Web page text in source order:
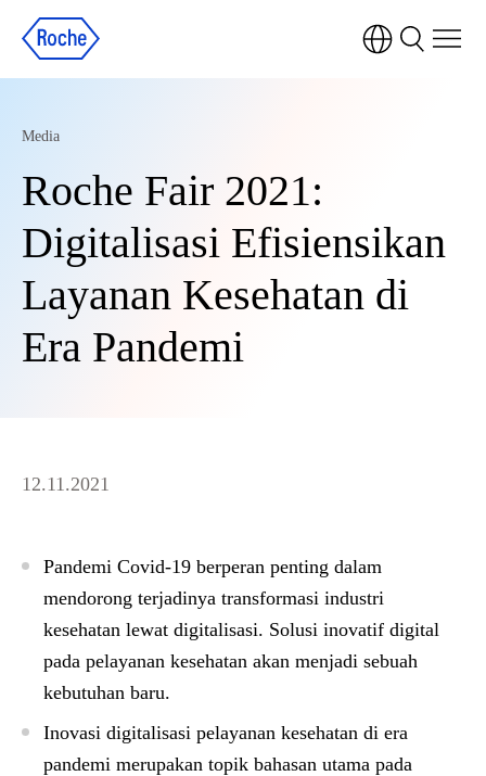
Media
Roche Fair 2021:
Digitalisasi Efisiensikan
Layanan Kesehatan di
Era Pandemi
12.11.2021
Pandemi Covid-19 berperan penting dalam
mendorong terjadinya transformasi industri
kesehatan lewat digitalisasi. Solusi inovatif digital
pada pelayanan kesehatan akan menjadi sebuah
kebutuhan baru.
Inovasi digitalisasi pelayanan kesehatan di era
pandemi merupakan topik bahasan utama pada